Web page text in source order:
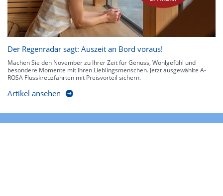
Der Regenradar sagt: Auszeit an Bord voraus!
Machen Sie den November zu Ihrer Zeit für Genuss, Wohlgefühl und
besondere Momente mit Ihren Lieblingsmenschen. Jetzt ausgewählte A-
ROSA Flusskreuzfahrten mit Preisvorteil sichern.
Artikel ansehen